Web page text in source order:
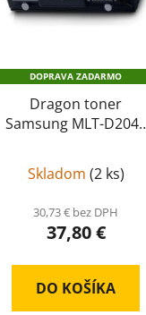
DOPRAVA ZADARMO
Dragon toner
Samsung MLT-D204S
Skladom (2 ks)
30,73 € bez DPH
37,80 €
DO KOŠÍKA